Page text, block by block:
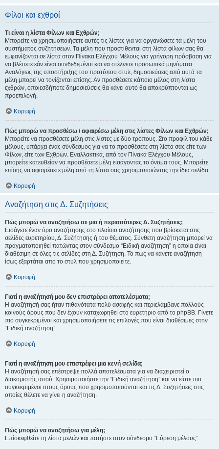
Φίλοι και εχθροί
Τι είναι η λίστα Φίλων και Εχθρών;
Μπορείτε να χρησιμοποιήσετε αυτές τις λίστες για να οργανώσετε τα μέλη του
συστήματος συζητήσεων. Τα μέλη που προστίθενται στη λίστα φίλων σας θα
εμφανίζονται σε λίστα στον Πίνακα Ελέγχου Μέλους για γρήγορη πρόσβαση για
να βλέπετε εάν είναι συνδεδεμένοι και να στέλνετε προσωπικά μηνύματα.
Αναλόγως της υποστήριξης του προτύπου στυλ, δημοσιεύσεις από αυτά τα
μέλη μπορεί να τονίζονται επίσης. Αν προσθέσετε κάποιο μέλος στη λίστα
εχθρών, οποιεσδήποτε δημοσιεύσεις θα κάνει αυτό θα αποκρύπτονται ως
προεπιλογή.
Κορυφή
Πώς μπορώ να προσθέσω / αφαιρέσω μέλη στις λίστες Φίλων και Εχθρών;
Μπορείτε να προσθέσετε μέλη στις λίστες με δύο τρόπους. Στο προφίλ του κάθε
μέλους, υπάρχει ένας σύνδεσμος για να το προσθέσετε στη λίστα σας είτε των
Φίλων, είτε των Εχθρών. Εναλλακτικά, από τον Πίνακα Ελέγχου Μέλους,
μπορείτε κατευθείαν να προσθέσετε μέλη εισάγοντας το όνομα τους. Μπορείτε
επίσης να αφαιρέσετε μέλη από τη λίστα σας χρησιμοποιώντας την ίδια σελίδα.
Κορυφή
Αναζήτηση στις Δ. Συζητήσεις
Πώς μπορώ να αναζητήσω σε μια ή περισσότερες Δ. Συζητήσεις;
Εισάγετε έναν όρο αναζήτησης στο πλαίσιο αναζήτησης που βρίσκεται στις
σελίδες ευρετηρίου, Δ. Συζήτησης ή του θέματος. Σύνθετη αναζήτηση μπορεί να
πραγματοποιηθεί πατώντας στον σύνδεσμο “Ειδική αναζήτηση” η οποία είναι
διαθέσιμη σε όλες τις σελίδες στη Δ. Συζήτηση. Το πώς να κάνετε αναζήτηση
ίσως εξαρτάται από το στυλ που χρησιμοποιείτε.
Κορυφή
Γιατί η αναζήτησή μου δεν επιστρέφει αποτελέσματα;
Η αναζήτησή σας ήταν πιθανότατα πολύ ασαφής και περιελάμβανε πολλούς
κοινούς όρους που δεν έχουν καταχωρηθεί στο ευρετήριο από το phpBB. Γίνετε
πιο συγκεκριμένοι και χρησιμοποιήσετε τις επιλογές που είναι διαθέσιμες στην
“Ειδική αναζήτηση”.
Κορυφή
Γιατί η αναζήτηση μου επιστρέφει μια κενή σελίδα;
Η αναζήτησή σας επέστρεψε πολλά αποτελέσματα για να διαχειριστεί ο
διακομιστής ιστού. Χρησιμοποιήστε την “Ειδική αναζήτηση” και να είστε πιο
συγκεκριμένοι στους όρους που χρησιμοποιούνται και τις Δ. Συζητήσεις στις
οποίες θέλετε να γίνει η αναζήτηση.
Κορυφή
Πώς μπορώ να αναζητήσω για μέλη;
Επίσκεφθείτε τη λίστα μελών και πατήστε στον σύνδεσμο “Εύρεση μέλους”.